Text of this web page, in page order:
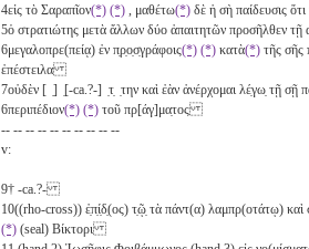
4εἰς τὸ Σαραπῖον(*) (*) , μαθέτω(*) δὲ ἡ σὴ παίδευσις
5ὁ στρατιώτης μετὰ ἄλλων δύο ἀπαιτητῶν προσῆλθεν τῇ
6μεγαλοπρε(πείᾳ) ἐν π̣ρ̣ο̣σ̣γράφοις(*) (*) κατὰ(*) τῆς σῆς
ἐπέστειλα
7οὐδὲν [ ̣] ̣[-ca.?-] ̣τ̣ ̣την καὶ ἐὰν ἀνέρχομαι λέ̣γω̣ τῇ σῇ
6περιπέδιον(*) (*) τοῦ πρ[άγ]μα̣τος
-- -- -- -- -- -- -- -- -- --
v:
9† -ca.?-
10((rho-cross)) ἐ̣π̣ί̣δ̣(ος) τ̣ῷ̣ τὰ πάντ(α) λαμπρ(οτάτῳ)
(*) (seal) Βίκτορι